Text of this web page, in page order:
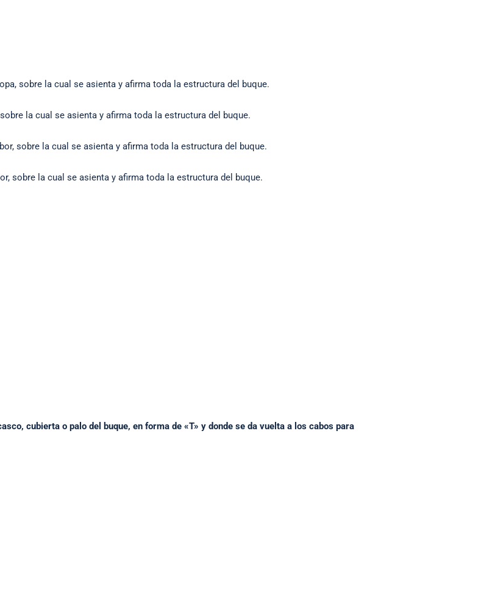
sobre la cual se asienta y afirma toda la estructura del buque.
la cual se asienta y afirma toda la estructura del buque.
sobre la cual se asienta y afirma toda la estructura del buque.
sobre la cual se asienta y afirma toda la estructura del buque.
cubierta o palo del buque, en forma de «T» y donde se da vuelta a los cabos para